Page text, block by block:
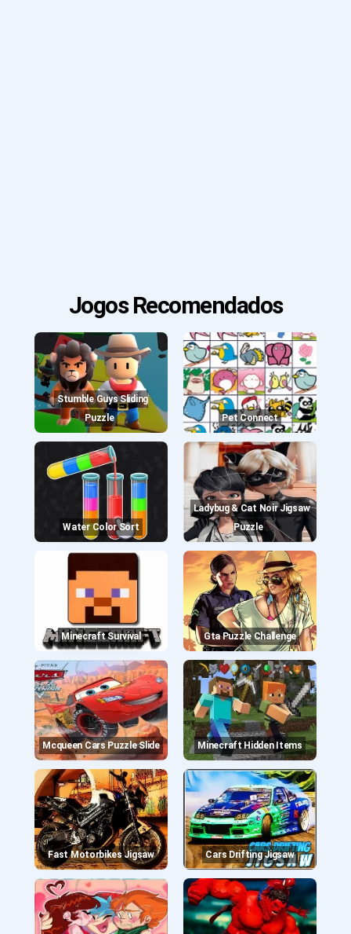
Jogos Recomendados
Stumble Guys Sliding
Puzzle
Pet Connect
Water Color Sort
Ladybug & Cat Noir Jigsaw
Puzzle
Minecraft Survival Gta Puzzle Challenge
Mcqueen Cars Puzzle Slide Minecraft Hidden Items
Fast Motorbikes Jigsaw Cars Drifting Jigsaw